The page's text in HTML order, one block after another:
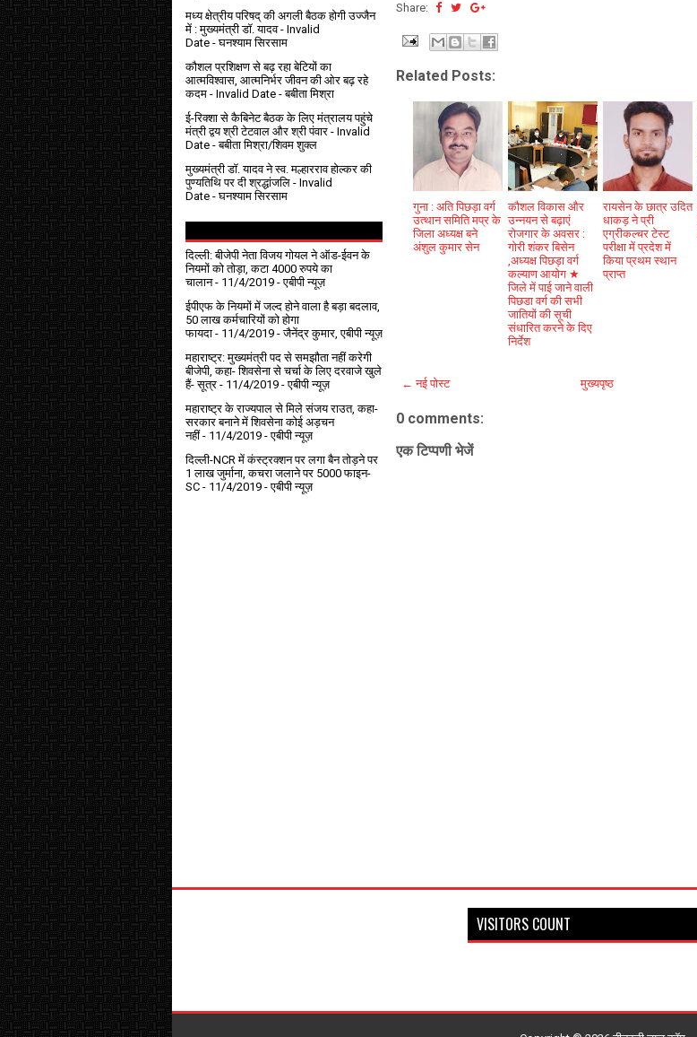
Share:
Related Posts:
गुना : अति पिछड़ा वर्ग
उत्थान समिति मप्र के
जिला अध्यक्ष बने
अंशुल कुमार सेन
कौशल विकास और
उन्नयन से बढ़ाएं
रोजगार के अवसर :
गोरी शंकर बिसेन
,अध्यक्ष पिछड़ा वर्ग
कल्याण आयोग ★
जिले में पाई जाने वाली
पिछडा वर्ग की सभी
जातियों की सूची
संधारित करने के दिए
निर्देश
रायसेन के छात्र उदित
धाकड़ ने प्री
एग्रीकल्चर टेस्ट
परीक्षा में प्रदेश में
किया प्रथम स्थान
प्राप्त
← नई पोस्ट मुख्यपृष्ठ
0 comments:
एक टिप्पणी भेजें
मध्य क्षेत्रीय परिषद् की अगली बैठक होगी उज्जैन
में : मुख्यमंत्री डॉ. यादव- Invalid
Date - घनश्याम सिरसाम
कौशल प्रशिक्षण से बढ़ रहा बेटियों का
आत्मविश्वास, आत्मनिर्भर जीवन की ओर बढ़ रहे
कदम - Invalid Date - बबीता मिश्रा
ई-रिक्शा से कैबिनेट बैठक के लिए मंत्रालय पहुंचे
मंत्री द्वय श्री टेटवाल और श्री पंवार - Invalid
Date - बबीता मिश्रा/शिवम शुक्ल
मुख्यमंत्री डॉ. यादव ने स्व. मल्हारराव होल्कर की
पुण्यतिथि पर दी श्रद्धांजलि - Invalid
Date - घनश्याम सिरसाम
दिल्ली: बीजेपी नेता विजय गोयल ने ऑड-ईवन के
नियमों को तोड़ा, कटा 4000 रुपये का
चालान- 11/4/2019 - एबीपी न्यूज़
ईपीएफ के नियमों में जल्द होने वाला है बड़ा बदलाव,
50 लाख कर्मचारियों को होगा
फायदा - 11/4/2019 - जैनेंद्र कुमार, एबीपी न्यूज़
महाराष्ट्र: मुख्यमंत्री पद से समझौता नहीं करेगी
बीजेपी, कहा- शिवसेना से चर्चा के लिए दरवाजे खुले
हैं- सूत्र - 11/4/2019 - एबीपी न्यूज़
महाराष्ट्र के राज्यपाल से मिले संजय राउत, कहा-
सरकार बनाने में शिवसेना कोई अड़चन
नहीं- 11/4/2019 - एबीपी न्यूज़
दिल्ली-NCR में कंस्ट्रक्शन पर लगा बैन तोड़ने पर
1 लाख जुर्माना, कचरा जलाने पर ₹5000 फाइन-
SC - 11/4/2019 - एबीपी न्यूज़
VISITORS COUNT